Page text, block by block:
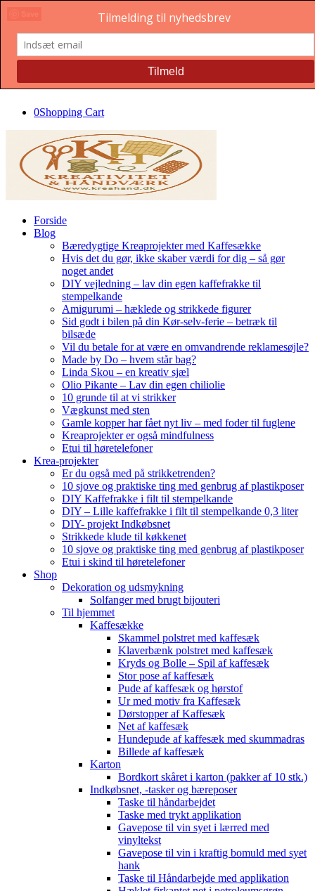
0Shopping Cart
Forside
Blog
Bæredygtige Kreaprojekter med Kaffesække
Hvis det du gør, ikke skaber værdi for dig – så gør
noget andet
DIY vejledning – lav din egen kaffefrakke til
stempelkande
Amigurumi – hæklede og strikkede figurer
Sid godt i bilen på din Kør-selv-ferie – betræk til
bilsæde
Vil du betale for at være en omvandrende reklamesøjle?
Made by Do – hvem står bag?
Linda Skou – en kreativ sjæl
Olio Pikante – Lav din egen chiliolie
10 grunde til at vi strikker
Vægkunst med sten
Gamle kopper har fået nyt liv – med foder til fuglene
Kreaprojekter er også mindfulness
Etui til høretelefoner
Krea-projekter
Er du også med på strikketrenden?
10 sjove og praktiske ting med genbrug af plastikposer
DIY Kaffefrakke i filt til stempelkande
DIY – Lille kaffefrakke i filt til stempelkande 0,3 liter
DIY- projekt Indkøbsnet
Strikkede klude til køkkenet
10 sjove og praktiske ting med genbrug af plastikposer
Etui i skind til høretelefoner
Shop
Dekoration og udsmykning
Solfanger med brugt bijouteri
Til hjemmet
Kaffesække
Skammel polstret med kaffesæk
Klaverbænk polstret med kaffesæk
Kryds og Bolle – Spil af kaffesæk
Stor pose af kaffesæk
Pude af kaffesæk og hørstof
Ur med motiv fra Kaffesæk
Dørstopper af Kaffesæk
Net af kaffesæk
Hundepude af kaffesæk med skummadras
Billede af kaffesæk
Karton
Bordkort skåret i karton (pakker af 10 stk.)
Indkøbsnet, -tasker og bæreposer
Taske til håndarbejdet
Taske med trykt applikation
Gavepose til vin syet i lærred med
vinyltekst
Gavepose til vin i kraftig bomuld med syet
hank
Taske til Håndarbejde med applikation